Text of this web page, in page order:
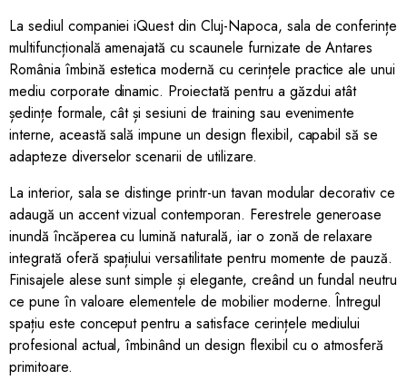
La sediul companiei iQuest din Cluj-Napoca, sala de conferințe
multifuncțională amenajată cu scaunele furnizate de Antares
România îmbină estetica modernă cu cerințele practice ale unui
mediu corporate dinamic. Proiectată pentru a găzdui atât
ședințe formale, cât și sesiuni de training sau evenimente
interne, această sală impune un design flexibil, capabil să se
adapteze diverselor scenarii de utilizare.
La interior, sala se distinge printr-un tavan modular decorativ ce
adaugă un accent vizual contemporan. Ferestrele generoase
inundă încăperea cu lumină naturală, iar o zonă de relaxare
integrată oferă spațiului versatilitate pentru momente de pauză.
Finisajele alese sunt simple și elegante, creând un fundal neutru
ce pune în valoare elementele de mobilier moderne. Întregul
spațiu este conceput pentru a satisface cerințele mediului
profesional actual, îmbinând un design flexibil cu o atmosferă
primitoare.